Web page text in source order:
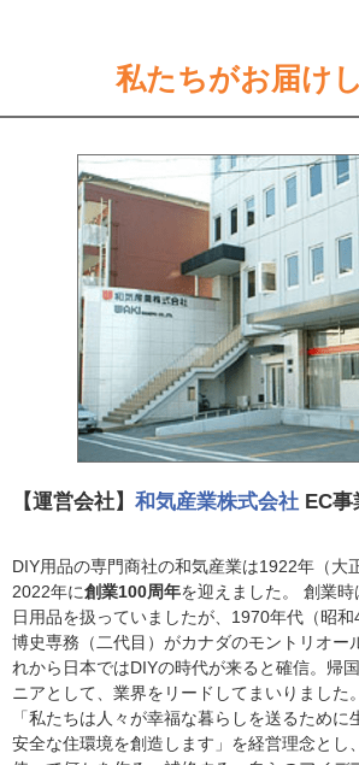
私たちがお届け
【運営会社】 和気産業株式会社 EC
DIY用品の専門商社の和気産業は1922年（大
2022年に創業100周年を迎えました。 創業
日用品を扱っていましたが、1970年代（昭
博史専務（二代目）がカナダのモントリオー
れから日本ではDIYの時代が来ると確信。帰
ニアとして、業界をリードしてまいりました。
「私たちは人々が幸福な暮らしを送るため
安全な住環境を創造します」を経営理念とし